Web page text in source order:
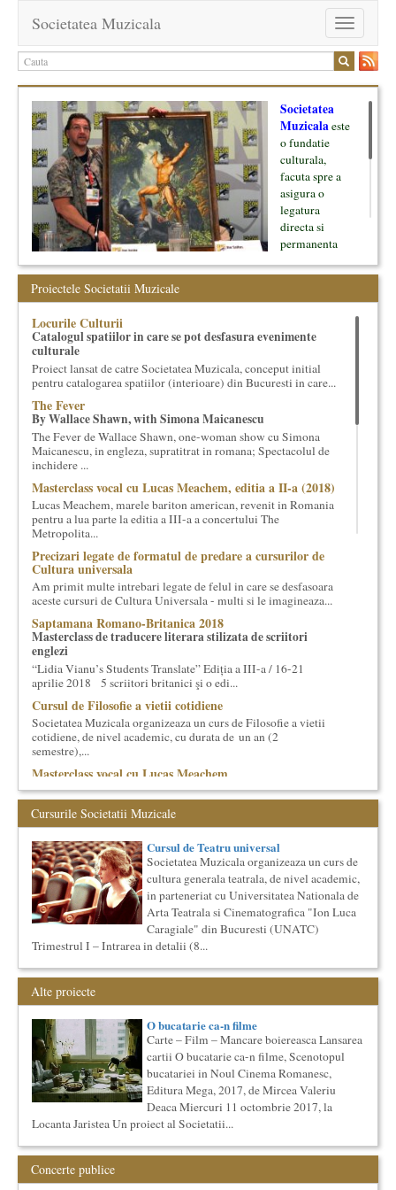
Toggle
navigation
Societatea Muzicala
Societatea
Muzicalaeste
o fundatie
culturala,
facuta spre a
asigura o
legatura
directa si
permanenta
oamenii ei, pe
inceput cu muzica clasica - si de aici numele -, insa acum
dezvoltam proiecte si in alte domenii ale culturii.
Facem management cultural, dezvoltam si administram proiecte
proprii sau preluate, modele si sisteme de finantare, marketing
cultural si consultanta. Organizam concursuri, concerte si
evenimente culturale, private sau publice, tinem cursuri de
cultura generala muzicala, teatrala, filosofica si de alte feluri.
Cuvinte in plus despre proiect, despre cei care il administreaza si
Proiectele Societatii Muzicale
Locurile Culturii
Catalogul spatiilor in care se pot desfasura evenimente
culturale
Proiect lansat de catre Societatea Muzicala, conceput initial
pentru catalogarea spatiilor (interioare) din Bucuresti in care...
The Fever
By Wallace Shawn, with Simona Maicanescu
The Fever de Wallace Shawn, one-woman show cu Simona
Maicanescu, in engleza, supratitrat in romana; Spectacolul de
inchidere ...
Masterclass vocal cu Lucas Meachem, editia a II-a (2018)
Lucas Meachem, marele bariton american, revenit in Romania
pentru a lua parte la editia a III-a a concertului The
Metropolita...
Precizari legate de formatul de predare a cursurilor de
Cultura universala
Am primit multe intrebari legate de felul in care se desfasoara
aceste cursuri de Cultura Universala - multi si le imagineaza...
Saptamana Romano-Britanica 2018
Masterclass de traducere literara stilizata de scriitori
englezi
“Lidia Vianu’s Students Translate” Ediția a III-a / 16-21
aprilie 2018 5 scriitori britanici şi o edi...
Cursul de Filosofie a vietii cotidiene
Societatea Muzicala organizeaza un curs de Filosofie a vietii
cotidiene, de nivel academic, cu durata de un an (2
semestre),...
Masterclass vocal cu Lucas Meachem
Lucas Meachem, marele bariton american, care va sustine
concertul de la Atheneul Roman al Societatii Muzicale din 23
aprilie,...
Bucurestiul Cultural Neconventional
(Neconventionaliada)
Competitia proiectelor culturale neconventionale ale
Bucurestiului
Bucurestiul Cultural Neconventional (sau Neconventionaliada
- nume provizoriu) are ca obiectiv prezentarea tuturor
proiectelo...
Cursul de Literatura universala: Marile texte literare ale
umanitatii
Societatea Muzicala organizeaza un curs de literatura
universala: „Marile texte si marile batalii culturale”. Este un
cu...
Cursul de Teatru universal
Societatea Muzicala organizeaza un curs de cultura generala
teatrala, de nivel academic, in parteneriat cu Universitatea
Nati...
Societatea Culturala
Platforma online de marketing cultural
Descrierea produsului principal (platforma Internet)
Obiectivul proiectului este de a construi un sistem complex de
market...
Cursul de Muzica universala (anul II)
Cursurile Societatii Muzicale
Cursul de Teatru universal
Societatea Muzicala organizeaza un curs de
cultura generala teatrala, de nivel academic,
in parteneriat cu Universitatea Nationala de
Arta Teatrala si Cinematografica "Ion Luca
Caragiale" din Bucuresti (UNATC)
Trimestrul I – Intrarea in detalii (8...
Alte proiecte
O bucatarie ca-n filme
Carte – Film – Mancare boiereasca Lansarea
cartii O bucatarie ca-n filme, Scenotopul
bucatariei in Noul Cinema Romanesc,
Editura Mega, 2017, de Mircea Valeriu
Deaca Miercuri 11 octombrie 2017, la
Locanta Jaristea Un proiect al Societatii...
Concerte publice